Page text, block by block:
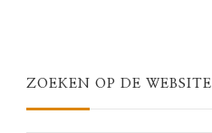
ZOEKEN OP DE WEBSITE